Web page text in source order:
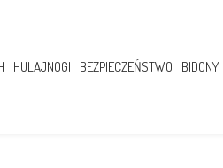
HULAJNOGI BEZPIECZEŃSTWO BIDONY